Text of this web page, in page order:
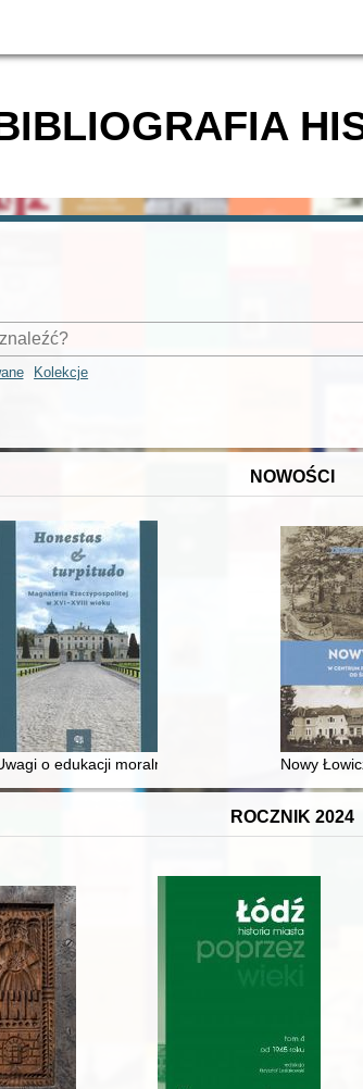
Kolekcje
NOWOŚCI
o edukacji moralnej synów szlacheckich w
Nowy
ROCZNIK 2024